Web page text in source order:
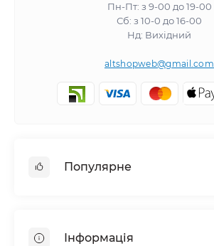
Пн-Пт: з 9-00 до 19-00
Сб: з 10-0 до 16-00
Нд: Вихідний
altshopweb@gmail.com
Популярне
Інформація